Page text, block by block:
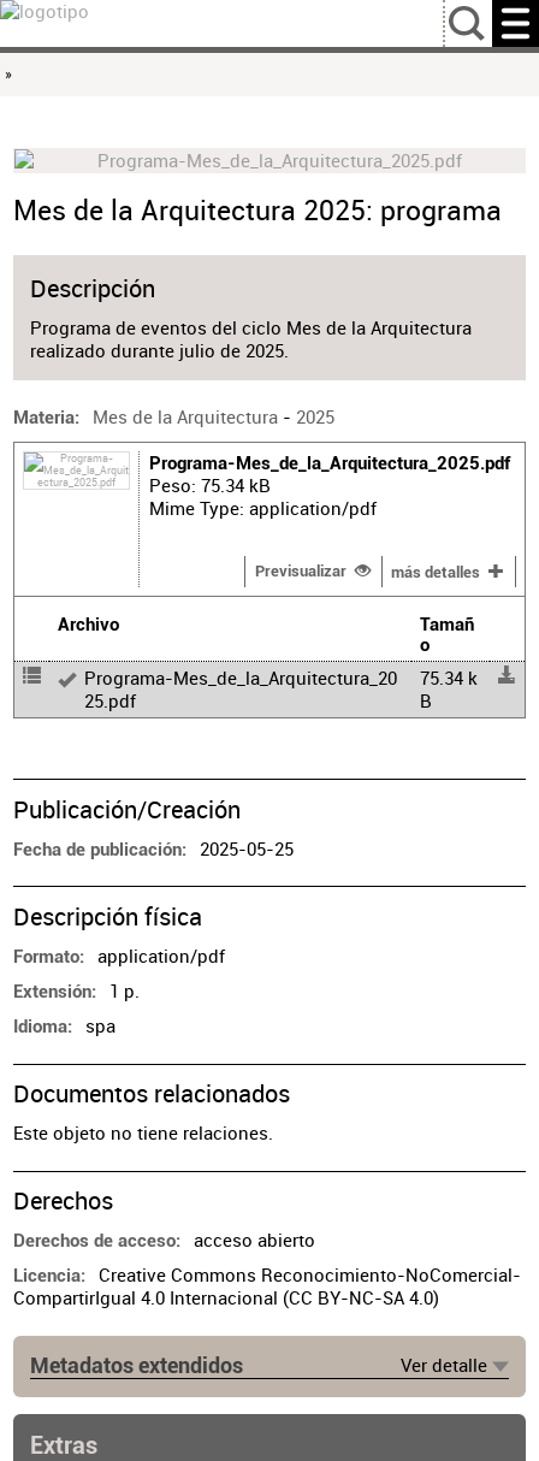
…
»
Mes de la Arquitectura 2025: programa
Descripción
Programa de eventos del ciclo Mes de la Arquitectura
realizado durante julio de 2025.
Materia Mes de la Arquitectura - 2025
Programa-Mes_de_la_Arquitectura_2025.pdf
Peso: 75.34 kB
Mime Type: application/pdf
Previsualizar más detalles
Archivo
Tamañ
o
Programa-Mes_de_la_Arquitectura_20
25.pdf
75.34 k
B
Publicación/Creación
Fecha de publicación 2025-05-25
Descripción física
Formato application/pdf
Extensión 1 p.
Idioma spa
Documentos relacionados
Este objeto no tiene relaciones.
Derechos
Derechos de acceso acceso abierto
Licencia
Creative Commons Reconocimiento-NoComercial-
CompartirIgual 4.0 Internacional (CC BY-NC-SA 4.0)
Metadatos extendidos Ver detalle
Extras